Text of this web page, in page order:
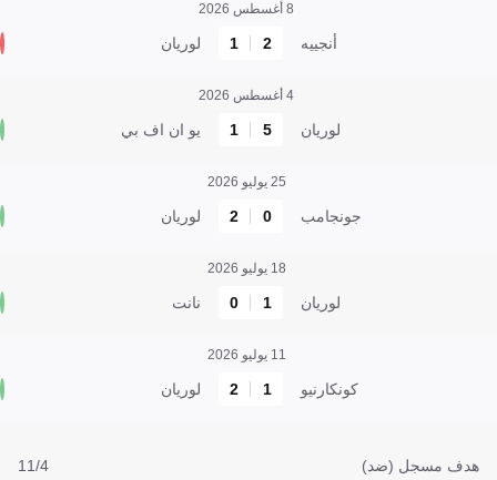
8 أغسطس 2026
أنجييه 2
1 لوريان
4 أغسطس 2026
لوريان 5
1 يو ان اف بي
25 يوليو 2026
جونجامب 0
2 لوريان
18 يوليو 2026
لوريان 1
0 نانت
11 يوليو 2026
كونكارنيو 1
2 لوريان
هدف مسجل (ضد)
11/4